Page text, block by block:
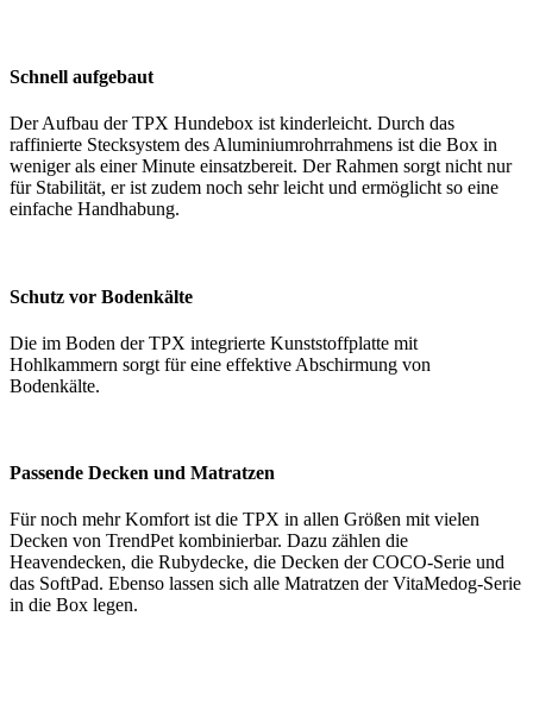
Schnell aufgebaut
Der Aufbau der TPX Hundebox ist kinderleicht. Durch das
raffinierte Stecksystem des Aluminiumrohrrahmens ist die Box in
weniger als einer Minute einsatzbereit. Der Rahmen sorgt nicht nur
für Stabilität, er ist zudem noch sehr leicht und ermöglicht so eine
einfache Handhabung.
Schutz vor Bodenkälte
Die im Boden der TPX integrierte Kunststoffplatte mit
Hohlkammern sorgt für eine effektive Abschirmung von
Bodenkälte.
Passende Decken und Matratzen
Für noch mehr Komfort ist die TPX in allen Größen mit vielen
Decken von TrendPet kombinierbar. Dazu zählen die
Heavendecken, die Rubydecke, die Decken der COCO-Serie und
das SoftPad. Ebenso lassen sich alle Matratzen der VitaMedog-Serie
in die Box legen.